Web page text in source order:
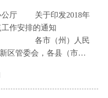
工作安排的通知
人民
区管委会，各县（市）
点工作安排》已经省政
认真贯彻执行。